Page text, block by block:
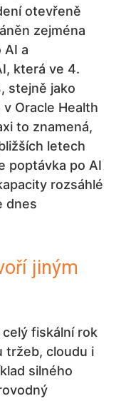
otevřeně
zejména
a
která ve 4.
stejně jako
Oracle Health
to znamená,
letech
poptávka po AI
rozsáhlé
dnes
jiným
fiskální rok
tržeb, cloudu i
silného